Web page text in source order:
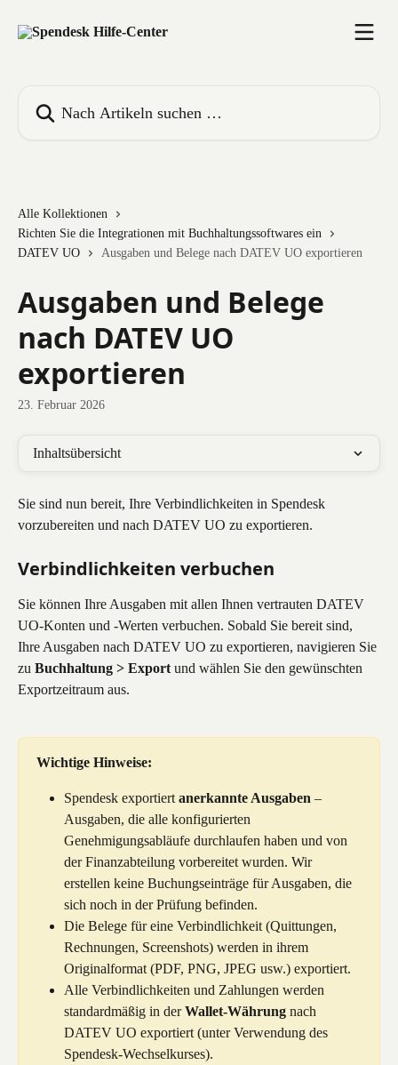
Alle Kollektionen
Richten Sie die Integrationen mit Buchhaltungssoftwares ein
DATEV UO
Ausgaben und Belege nach DATEV UO exportieren
Ausgaben und Belege
nach DATEV UO
exportieren
23. Februar 2026
Inhaltsübersicht
Sie sind nun bereit, Ihre Verbindlichkeiten in Spendesk
vorzubereiten und nach DATEV UO zu exportieren.
Verbindlichkeiten verbuchen
Sie können Ihre Ausgaben mit allen Ihnen vertrauten DATEV
UO-Konten und -Werten verbuchen. Sobald Sie bereit sind,
Ihre Ausgaben nach DATEV UO zu exportieren, navigieren Sie
zu Buchhaltung > Export und wählen Sie den gewünschten
Exportzeitraum aus.
Wichtige Hinweise:
Spendesk exportiert anerkannte Ausgaben –
Ausgaben, die alle konfigurierten
Genehmigungsabläufe durchlaufen haben und von
der Finanzabteilung vorbereitet wurden. Wir
erstellen keine Buchungseinträge für Ausgaben, die
sich noch in der Prüfung befinden.
Die Belege für eine Verbindlichkeit (Quittungen,
Rechnungen, Screenshots) werden in ihrem
Originalformat (PDF, PNG, JPEG usw.) exportiert.
Alle Verbindlichkeiten und Zahlungen werden
standardmäßig in der Wallet-Währung nach
DATEV UO exportiert (unter Verwendung des
Spendesk-Wechselkurses).